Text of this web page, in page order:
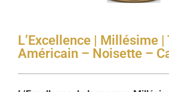
L’Excellence | Millésime |
Américain – Noisette –